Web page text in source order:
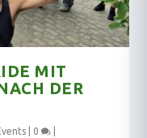
MIT
DER
0